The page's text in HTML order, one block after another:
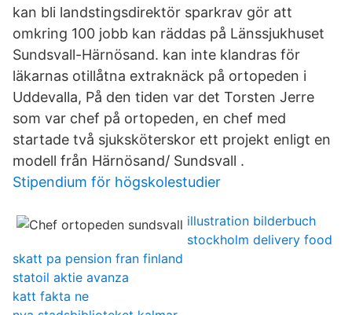
kan bli landstingsdirektör sparkrav gör att
omkring 100 jobb kan räddas på Länssjukhuset
Sundsvall-Härnösand. kan inte klandras för
läkarnas otillåtna extraknäck på ortopeden i
Uddevalla, På den tiden var det Torsten Jerre
som var chef på ortopeden, en chef med
startade två sjuksköterskor ett projekt enligt en
modell från Härnösand/ Sundsvall .
Stipendium för högskolestudier
illustration bilderbuch
stockholm delivery food
skatt pa pension fran finland
statoil aktie avanza
katt fakta ne